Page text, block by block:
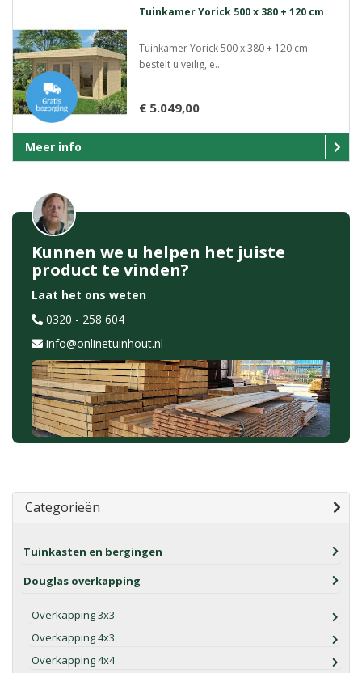
Categorieën
Tuinkasten en bergingen
Douglas overkapping
Overkapping 3x3
Overkapping 4x3
Overkapping 4x4
Tuinkamer Yorick 500 x 380 + 120 cm
Tuinkamer Yorick 500 x 380 + 120 cm
bestelt u veilig, e..
€ 5.049,00
Meer info
Kunnen we u helpen het juiste
product te vinden?
Laat het ons weten
0320 - 258 604
info@onlinetuinhout.nl